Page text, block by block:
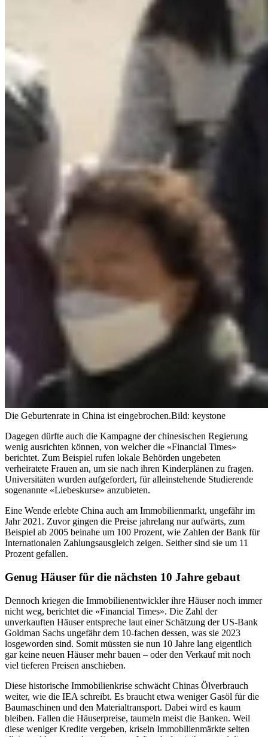
Die Geburtenrate in China ist eingebrochen.Bild: keystone
Dagegen dürfte auch die Kampagne der chinesischen Regierung
wenig ausrichten können, von welcher die «Financial Times»
berichtet. Zum Beispiel rufen lokale Behörden ungebeten
verheiratete Frauen an, um sie nach ihren Kinderplänen zu fragen.
Universitäten wurden aufgefordert, für alleinstehende Studierende
sogenannte «Liebeskurse» anzubieten.
Eine Wende erlebte China auch am Immobilienmarkt, ungefähr im
Jahr 2021. Zuvor gingen die Preise jahrelang nur aufwärts, zum
Beispiel ab 2005 beinahe um 100 Prozent, wie Zahlen der Bank für
Internationalen Zahlungsausgleich zeigen. Seither sind sie um 11
Prozent gefallen.
Genug Häuser für die nächsten 10 Jahre gebaut
Dennoch kriegen die Immobilienentwickler ihre Häuser noch immer
nicht weg, berichtet die «Financial Times». Die Zahl der
unverkauften Häuser entspreche laut einer Schätzung der US-Bank
Goldman Sachs ungefähr dem 10-fachen dessen, was sie 2023
losgeworden sind. Somit müssten sie nun 10 Jahre lang eigentlich
gar keine neuen Häuser mehr bauen – oder den Verkauf mit noch
viel tieferen Preisen anschieben.
Diese historische Immobilienkrise schwächt Chinas Ölverbrauch
weiter, wie die IEA schreibt. Es braucht etwa weniger Gasöl für die
Baumaschinen und den Materialtransport. Dabei wird es kaum
bleiben. Fallen die Häuserpreise, taumeln meist die Banken. Weil
diese weniger Kredite vergeben, kriseln Immobilienmärkte selten